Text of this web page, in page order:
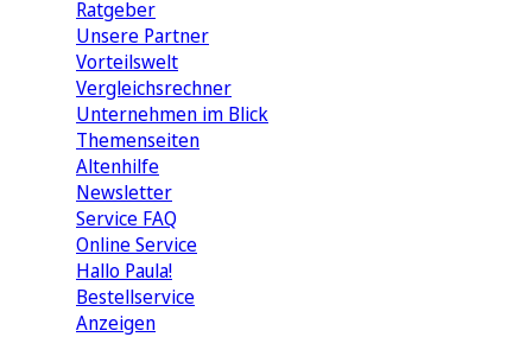
Ratgeber
Unsere Partner
Vorteilswelt
Vergleichsrechner
Unternehmen im Blick
Themenseiten
Altenhilfe
Newsletter
Service FAQ
Online Service
Hallo Paula!
Bestellservice
Anzeigen